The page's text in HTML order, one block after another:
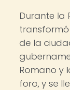
Durante la
de la
Romano y
foro, y se